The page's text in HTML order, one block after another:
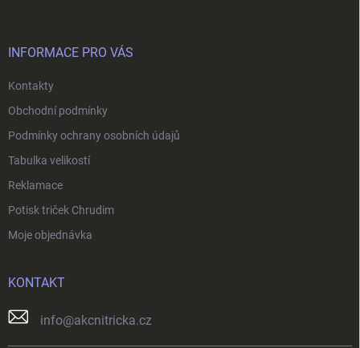
INFORMACE PRO VÁS
Kontakty
Obchodní podmínky
Podmínky ochrany osobních údajů
Tabulka velikostí
Reklamace
Potisk triček Chrudim
Moje objednávka
KONTAKT
info@akcnitricka.cz